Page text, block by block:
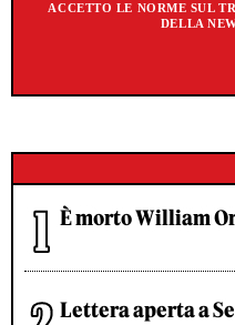
ACCETTO LE NORME SUL
DELLA
È morto William
Lettera aperta a